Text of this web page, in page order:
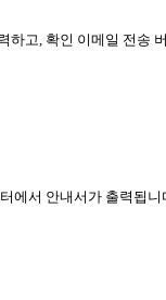
고, 확인 이메일 전송
에서 안내서가 출력됩니